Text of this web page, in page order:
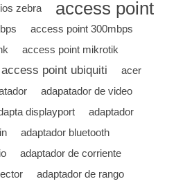
zebra access point
access point 300mbps
access point mikrotik
access point ubiquiti
acer
adapatador de video
displayport
adaptador
adaptador bluetooth
adaptador de corriente
adaptador de rango